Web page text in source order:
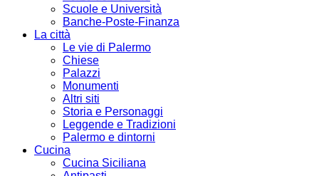
Scuole e Università
Banche-Poste-Finanza
La città
Le vie di Palermo
Chiese
Palazzi
Monumenti
Altri siti
Storia e Personaggi
Leggende e Tradizioni
Palermo e dintorni
Cucina
Cucina Siciliana